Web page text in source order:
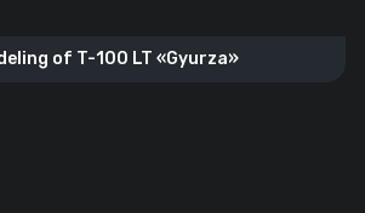
of T-100 LT «Gyurza»